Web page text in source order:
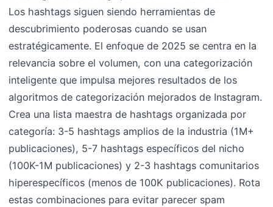
Los hashtags siguen siendo herramientas de
descubrimiento poderosas cuando se usan
estratégicamente. El enfoque de 2025 se centra en la
relevancia sobre el volumen, con una categorización
inteligente que impulsa mejores resultados de los
algoritmos de categorización mejorados de Instagram.
Crea una lista maestra de hashtags organizada por
categoría: 3-5 hashtags amplios de la industria (1M+
publicaciones), 5-7 hashtags específicos del nicho
(100K-1M publicaciones) y 2-3 hashtags comunitarios
hiperespecíficos (menos de 100K publicaciones). Rota
estas combinaciones para evitar parecer spam